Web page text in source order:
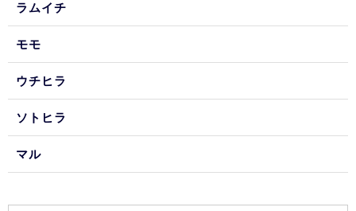
ラムイチ
モモ
ウチヒラ
ソトヒラ
マル